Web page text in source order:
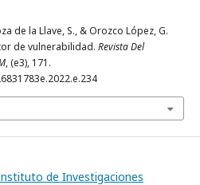
de la Llave, S., & Orozco López, G.
de vulnerabilidad. Revista Del
, (e3), 171.
de Investigaciones